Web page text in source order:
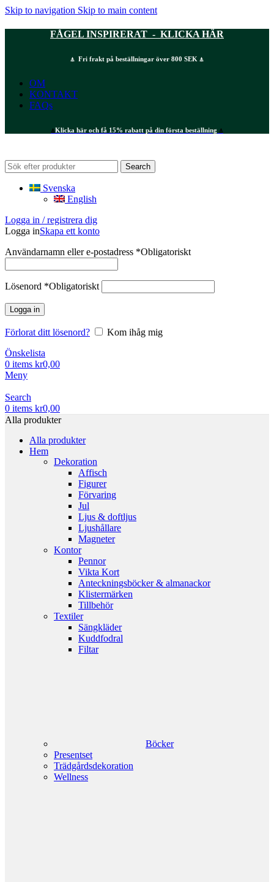
Skip to navigation Skip to main content
FÅGEL INSPIRERAT - KLICKA HÄR
⍋ Fri frakt på beställningar över 800 SEK ⍋
OM
KONTAKT
FAQs
⍋Klicka här och få 15% rabatt på din första beställning ⍋
Search
Svenska
English
Logga in / registrera dig
Logga inSkapa ett konto
Användarnamn eller e-postadress *Obligatoriskt
Lösenord *Obligatoriskt
Logga in
Förlorat ditt lösenord?
Kom ihåg mig
Önskelista
0 items kr0,00
Meny
Search
0 items kr0,00
Alla produkter
Alla produkter
Hem
Dekoration
Affisch
Figurer
Förvaring
Jul
Ljus & doftljus
Ljushållare
Magneter
Kontor
Pennor
Vikta Kort
Anteckningsböcker & almanackor
Klistermärken
Tillbehör
Textiler
Sängkläder
Kuddfodral
Filtar
Böcker
Presentset
Trädgårdsdekoration
Wellness